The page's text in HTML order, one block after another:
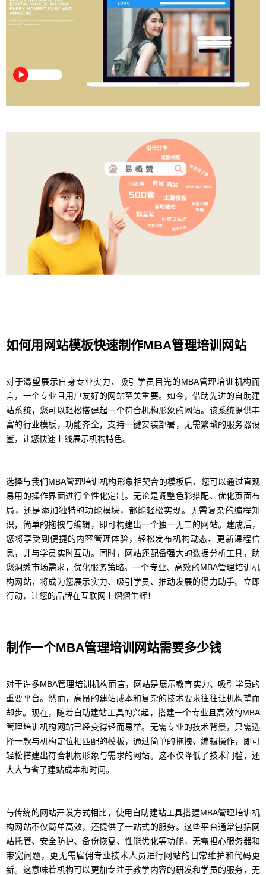
如何用网站模板快速制作MBA管理培训网站
对于渴望展示自身专业实力、吸引学员目光的MBA管理培训机构而
言，一个专业且用户友好的网站至关重要。如今，借助先进的自助建
站系统，您可以轻松搭建起一个符合机构形象的网站。该系统提供丰
富的行业模板，功能齐全，支持一键安装部署，无需繁琐的服务器设
置，让您快速上线展示机构特色。
选择与我们MBA管理培训机构形象相契合的模板后，您可以通过直观
易用的操作界面进行个性化定制。无论是调整色彩搭配、优化页面布
局，还是添加独特的功能模块，都能轻松实现。无需复杂的编程知
识，简单的拖拽与编辑，即可构建出一个独一无二的网站。建成后，
您将享受到便捷的内容管理体验，轻松发布机构动态、更新课程信
息，并与学员实时互动。同时，网站还配备强大的数据分析工具，助
您洞悉市场需求，优化服务策略。一个专业、高效的MBA管理培训机
构网站，将成为您展示实力、吸引学员、推动发展的得力助手。立即
行动，让您的品牌在互联网上熠熠生辉！
制作一个MBA管理培训网站需要多少钱
对于许多MBA管理培训机构而言，网站是展示教育实力、吸引学员的
重要平台。然而，高昂的建站成本和复杂的技术要求往往让机构望而
却步。现在，随着自助建站工具的兴起，搭建一个专业且高效的MBA
管理培训机构网站已经变得轻而易举。无需专业的技术背景，只需选
择一款与机构定位相匹配的模板，通过简单的拖拽、编辑操作，即可
轻松搭建出符合机构形象与需求的网站。这不仅降低了技术门槛，还
大大节省了建站成本和时间。
与传统的网站开发方式相比，使用自助建站工具搭建MBA管理培训机
构网站不仅简单高效，还提供了一站式的服务。这些平台通常包括网
站托管、安全防护、备份恢复、性能优化等功能，无需担心服务器和
带宽问题，更无需雇佣专业技术人员进行网站的日常维护和代码更
新。这意味着机构可以更加专注于教学内容的研发和学员的服务，无